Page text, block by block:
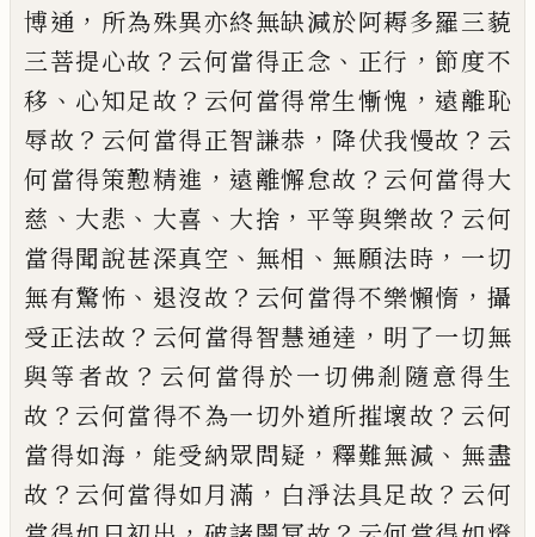
博通 ， 所為殊異亦終無缺減於阿耨多羅三藐
三菩提心故 ？ 云何當得正念 、 正行 ， 節度不
移 、 心知足故 ？ 云何當得常生慚愧 ，遠離恥
辱故 ？ 云何當得正智謙恭 ， 降伏我慢故 ？ 云
何當得策懃精進 ，遠離懈怠故 ？ 云何當得大
慈 、 大悲 、 大喜 、 大捨 ， 平等與樂故 ？ 云何
當得聞說甚深真空 、 無相 、 無願法時 ， 一切
無有驚怖 、 退沒故 ？ 云何當得不樂懶惰 ， 攝
受正法故 ？ 云何當得智慧通達 ， 明了一切無
與等者故 ？ 云何當得於一切佛剎隨意得生
故 ？ 云何當得不為一切外道所摧壞故 ？ 云何
當得如海 ， 能受納眾問疑 ，釋難無減 、 無盡
故 ？ 云何當得如月滿 ， 白淨法具足故 ？ 云何